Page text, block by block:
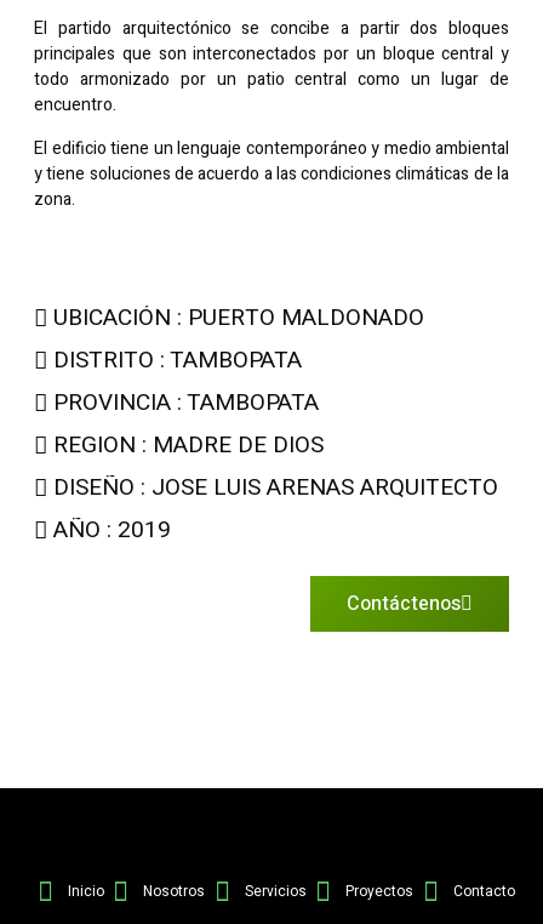
El partido arquitectónico se concibe a partir dos bloques
principales que son interconectados por un bloque central y
todo armonizado por un patio central como un lugar de
encuentro.
El edificio tiene un lenguaje contemporáneo y medio ambiental
y tiene soluciones de acuerdo a las condiciones climáticas de la
zona.
UBICACIÓN : PUERTO MALDONADO
DISTRITO : TAMBOPATA
PROVINCIA : TAMBOPATA
REGION : MADRE DE DIOS
DISEÑO : JOSE LUIS ARENAS ARQUITECTO
AÑO : 2019
Contáctenos
Inicio Nosotros Servicios Proyectos Contacto